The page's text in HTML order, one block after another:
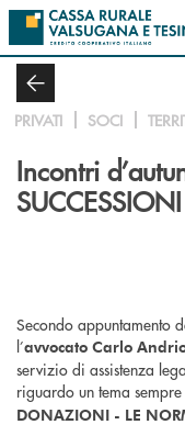
Salta al contenuto principale
PRIVATI SOCI
Incontri
Secondo appuntamento
l’avvocato Carlo
servizio di assistenza
riguardo un tema
DONAZIONI - LE